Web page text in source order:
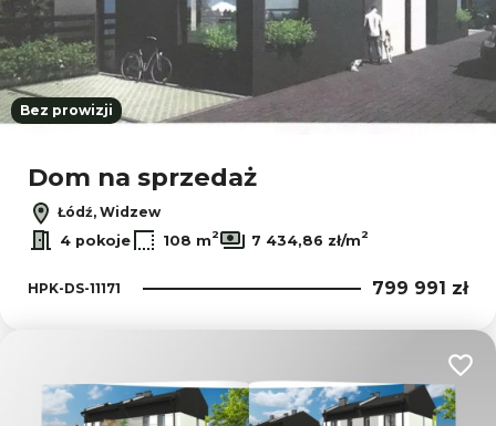
Bez prowizji
Dom na sprzedaż
Łódź, Widzew
4 pokoje
108 m2 7 434,86 zł/m2
HPK-DS-11171 799 991 zł